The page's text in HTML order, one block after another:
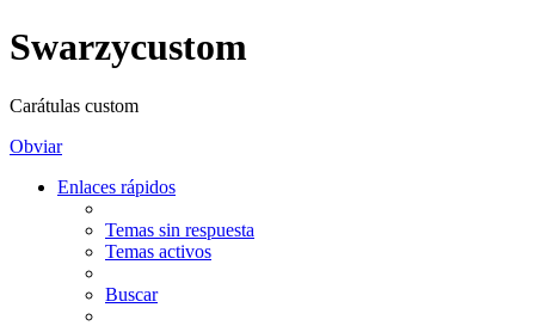
Swarzycustom
Carátulas custom
Obviar
Enlaces rápidos
Temas sin respuesta
Temas activos
Buscar